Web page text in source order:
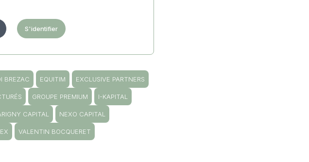
S'identifier
BREZAC EQUITIM EXCLUSIVE PARTNERS
GROUPE PREMIUM I-KAPITAL
CAPITAL NEXO CAPITAL
VALENTIN BOCQUERET